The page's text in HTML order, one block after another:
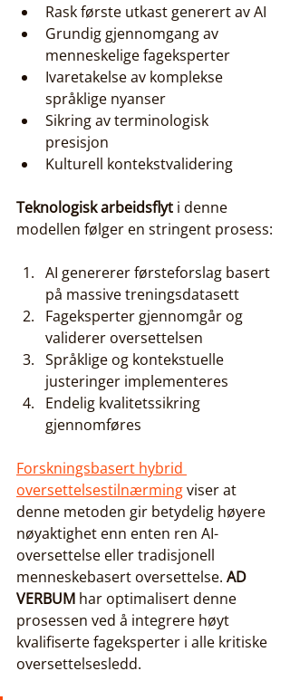
Rask første utkast generert av AI
Grundig gjennomgang av
menneskelige fageksperter
Ivaretakelse av komplekse
språklige nyanser
Sikring av terminologisk
presisjon
Kulturell kontekstvalidering
Teknologisk arbeidsflyt i denne
modellen følger en stringent prosess:
AI genererer førsteforslag basert
på massive treningsdatasett
Fageksperter gjennomgår og
validerer oversettelsen
Språklige og kontekstuelle
justeringer implementeres
Endelig kvalitetssikring
gjennomføres
Forskningsbasert hybrid
oversettelsestilnærming viser at
denne metoden gir betydelig høyere
nøyaktighet enn enten ren AI-
oversettelse eller tradisjonell
menneskebasert oversettelse. AD
VERBUM har optimalisert denne
prosessen ved å integrere høyt
kvalifiserte fageksperter i alle kritiske
oversettelsesledd.